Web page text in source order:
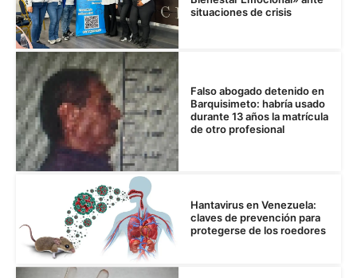
situaciones de crisis
Falso abogado detenido en
Barquisimeto: habría usado
durante 13 años la matrícula
de otro profesional
Hantavirus en Venezuela:
claves de prevención para
protegerse de los roedores